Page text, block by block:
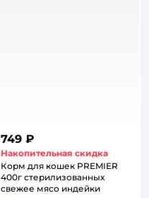
749 ₽
Накопительная скидка
Корм для кошек PREMIER
400г стерилизованных
свежее мясо индейки